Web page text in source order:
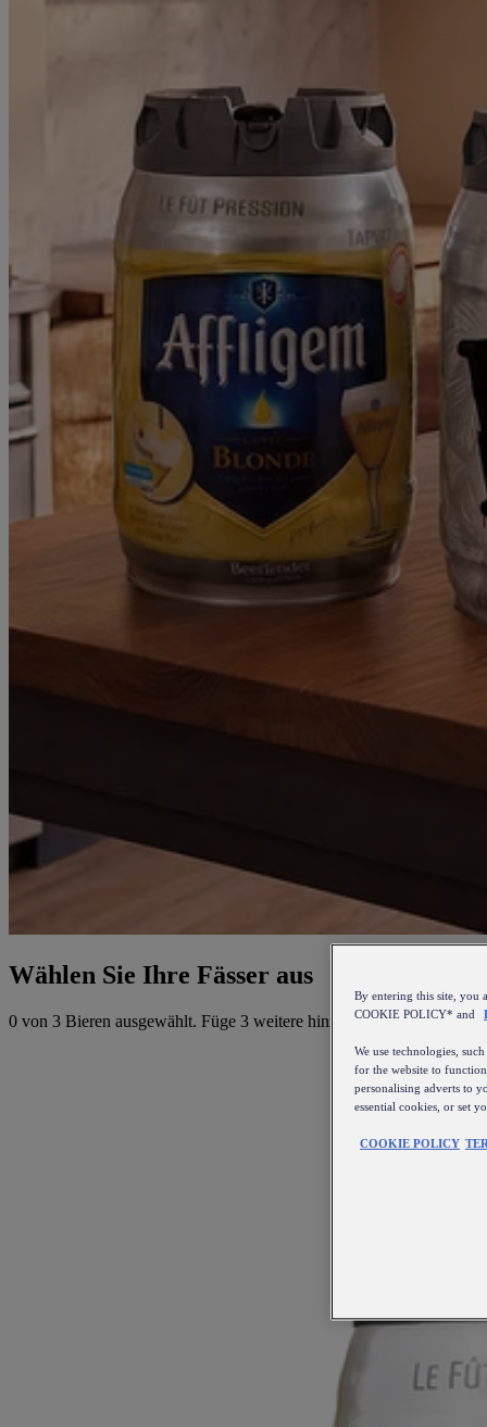
Wählen Sie Ihre Fässer aus
0 von 3 Bieren ausgewählt. Füge 3 weitere hinzu, um fortzufahren.
By entering this site, you
COOKIE POLICY* and
We use technologies,
for the website to
personalising adverts to
essential cookies, or set
COOKIE POLICY